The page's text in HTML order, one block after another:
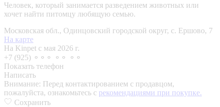
Человек, который занимается разведением животных или
хочет найти питомцу любящую семью.
Московская обл., Одинцовский городской округ, с. Ершово, 7
На карте
На Kinpet c мая 2026 г.
+7 (925) ⚬⚬⚬ ⚬⚬ ⚬⚬
Показать телефон
Написать
Внимание: Перед контактированием с продавцом,
пожалуйста, ознакомьтесь с рекомендациями при покупке.
Сохранить